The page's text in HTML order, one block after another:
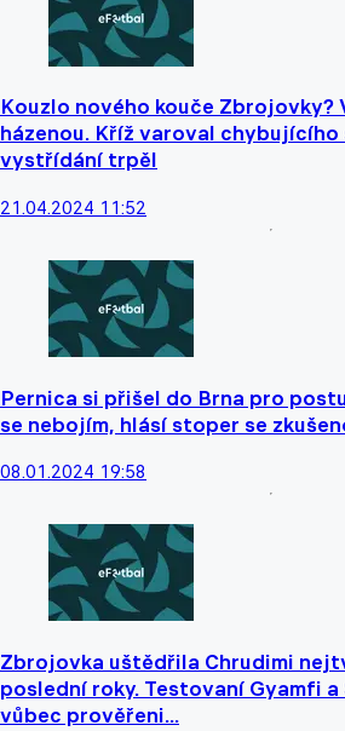
Kouzlo nového kouče Zbrojovky?
házenou. Kříž varoval
vystřídání trpěl
21.04.2024 11:52
Pernica si přišel do Brna pro
se nebojím, hlásí stoper se
08.01.2024 19:58
Zbrojovka uštědřila Chrudimi
poslední roky. Testovaní Gyamfi
vůbec prověřeni...